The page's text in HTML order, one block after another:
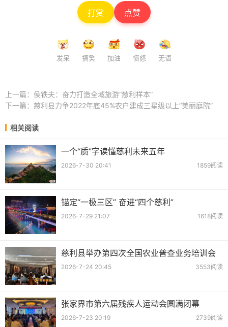
打赏 点赞
发呆 搞笑 加油 愤怒 无语
上一篇： 侯铁夫：奋力打造全域旅游“慈利样本”
下一篇： 慈利县力争2022年底45%农户建成三星级以上“美丽庭院”
相关阅读
一个“质”字读懂慈利未来五年
2026-7-30 20:41 1859阅读
锚定“一极三区” 奋进“四个慈利”
2026-7-29 21:07 1618阅读
慈利县举办第四次全国农业普查业务培训会
2026-7-24 20:45 3553阅读
张家界市第六届残疾人运动会圆满闭幕
2026-7-23 20:19 2739阅读